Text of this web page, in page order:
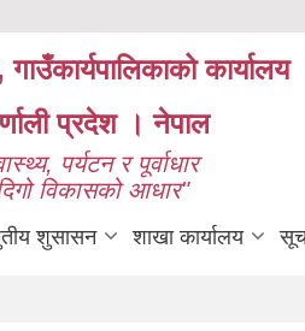
कार्यालय
प्रदेश । नेपाल
पर्यटन र पूर्वाधार
विकासको आधार"
शुसासन शाखा कार्यालय